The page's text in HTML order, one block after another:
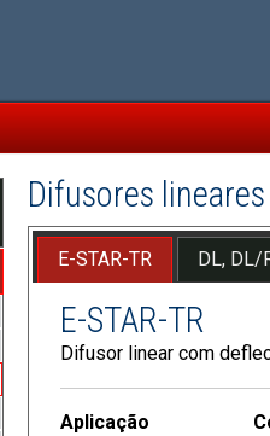
Difusores lineares
E-STAR-TR DL, DL/
E-STAR-TR
Difusor linear com
Aplicação